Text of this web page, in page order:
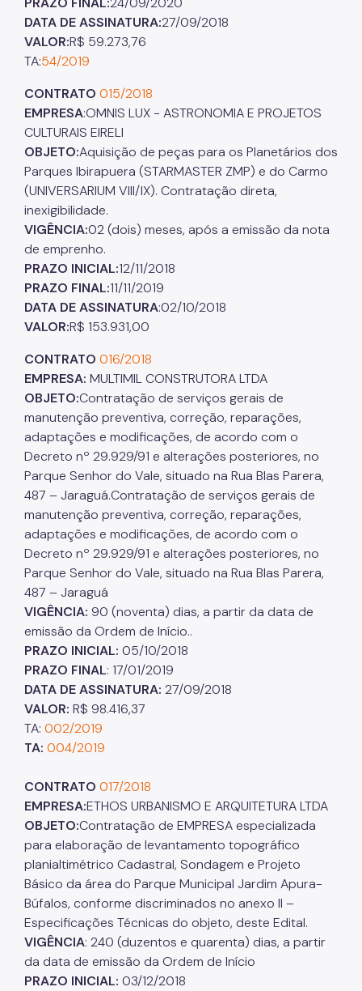
DATA DE ASSINATURA:27/09/2018
VALOR:R$ 59.273,76
TA:54/2019
CONTRATO 015/2018
EMPRESA:OMNIS LUX - ASTRONOMIA E PROJETOS
CULTURAIS EIRELI
OBJETO:Aquisição de peças para os Planetários dos
Parques Ibirapuera (STARMASTER ZMP) e do Carmo
(UNIVERSARIUM VIII/IX). Contratação direta,
inexigibilidade.
VIGÊNCIA:02 (dois) meses, após a emissão da nota
de emprenho.
PRAZO INICIAL:12/11/2018
PRAZO FINAL:11/11/2019
DATA DE ASSINATURA:02/10/2018
VALOR:R$ 153.931,00
CONTRATO 016/2018
EMPRESA: MULTIMIL CONSTRUTORA LTDA
OBJETO:Contratação de serviços gerais de
manutenção preventiva, correção, reparações,
adaptações e modificações, de acordo com o
Decreto nº 29.929/91 e alterações posteriores, no
Parque Senhor do Vale, situado na Rua Blas Parera,
487 – Jaraguá.Contratação de serviços gerais de
manutenção preventiva, correção, reparações,
adaptações e modificações, de acordo com o
Decreto nº 29.929/91 e alterações posteriores, no
Parque Senhor do Vale, situado na Rua Blas Parera,
487 – Jaraguá
VIGÊNCIA: 90 (noventa) dias, a partir da data de
emissão da Ordem de Início..
PRAZO INICIAL: 05/10/2018
PRAZO FINAL: 17/01/2019
DATA DE ASSINATURA: 27/09/2018
VALOR: R$ 98.416,37
TA: 002/2019
TA: 004/2019
CONTRATO 017/2018
EMPRESA:ETHOS URBANISMO E ARQUITETURA LTDA
OBJETO:Contratação de EMPRESA especializada
para elaboração de levantamento topográfico
planialtimétrico Cadastral, Sondagem e Projeto
Básico da área do Parque Municipal Jardim Apura-
Búfalos, conforme discriminados no anexo II –
Especificações Técnicas do objeto, deste Edital.
VIGÊNCIA: 240 (duzentos e quarenta) dias, a partir
da data de emissão da Ordem de Início
PRAZO INICIAL: 03/12/2018